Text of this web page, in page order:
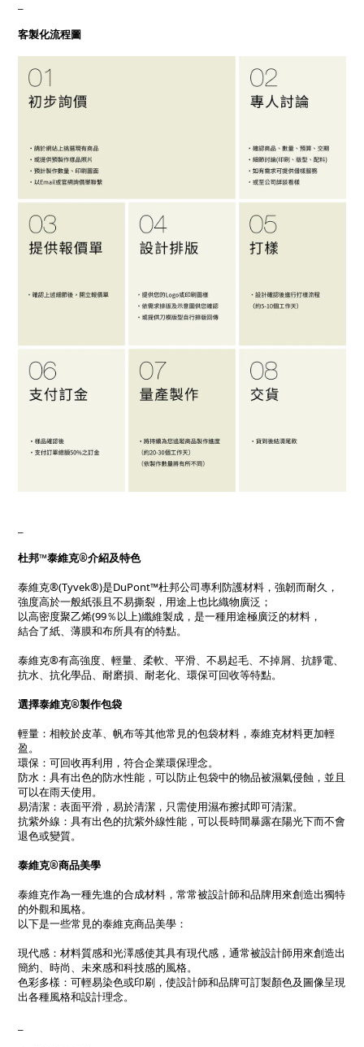
客製化流程圖
杜邦™泰維克®介紹及特色
泰維克®(Tyvek®)是DuPont™杜邦公司專利防護材料，強韌而耐久，
強度高於一般紙張且不易撕裂，用途上也比織物廣泛；
以高密度聚乙烯(99％以上)纖維製成，是一種用途極廣泛的材料，
結合了紙、薄膜和布所具有的特點。
泰維克®有高強度、輕量、柔軟、平滑、不易起毛、不掉屑、抗靜電、
抗水、抗化學品、耐磨損、耐老化、環保可回收等特點。
選擇泰維克®製作包袋
輕量：相較於皮革、帆布等其他常見的包袋材料，泰維克材料更加輕
盈。
環保：可回收再利用，符合企業環保理念。
防水：具有出色的防水性能，可以防止包袋中的物品被濕氣侵蝕，並且
可以在雨天使用。
易清潔：表面平滑，易於清潔，只需使用濕布擦拭即可清潔。
抗紫外線：具有出色的抗紫外線性能，可以長時間暴露在陽光下而不會
退色或變質。
泰維克®商品美學
泰維克作為一種先進的合成材料，常常被設計師和品牌用來創造出獨特
的外觀和風格。
以下是一些常見的泰維克商品美學：
現代感：材料質感和光澤感使其具有現代感，通常被設計師用來創造出
簡約、時尚、未來感和科技感的風格。
色彩多樣：可輕易染色或印刷，使設計師和品牌可訂製顏色及圖像呈現
出各種風格和設計理念。